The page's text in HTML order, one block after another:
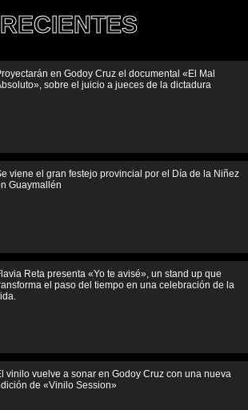
RECIENTES
en Godoy Cruz el documental «El Mal
sobre el juicio a jueces de la dictadura
viene el gran festejo provincial por el Día de la Niñez
Guaymallén
Reta presenta «Yo te avisé», un stand up que
el paso del tiempo en una celebración de la
vinilo vuelve a sonar en Godoy Cruz con una nueva
de «Vinilo Session»